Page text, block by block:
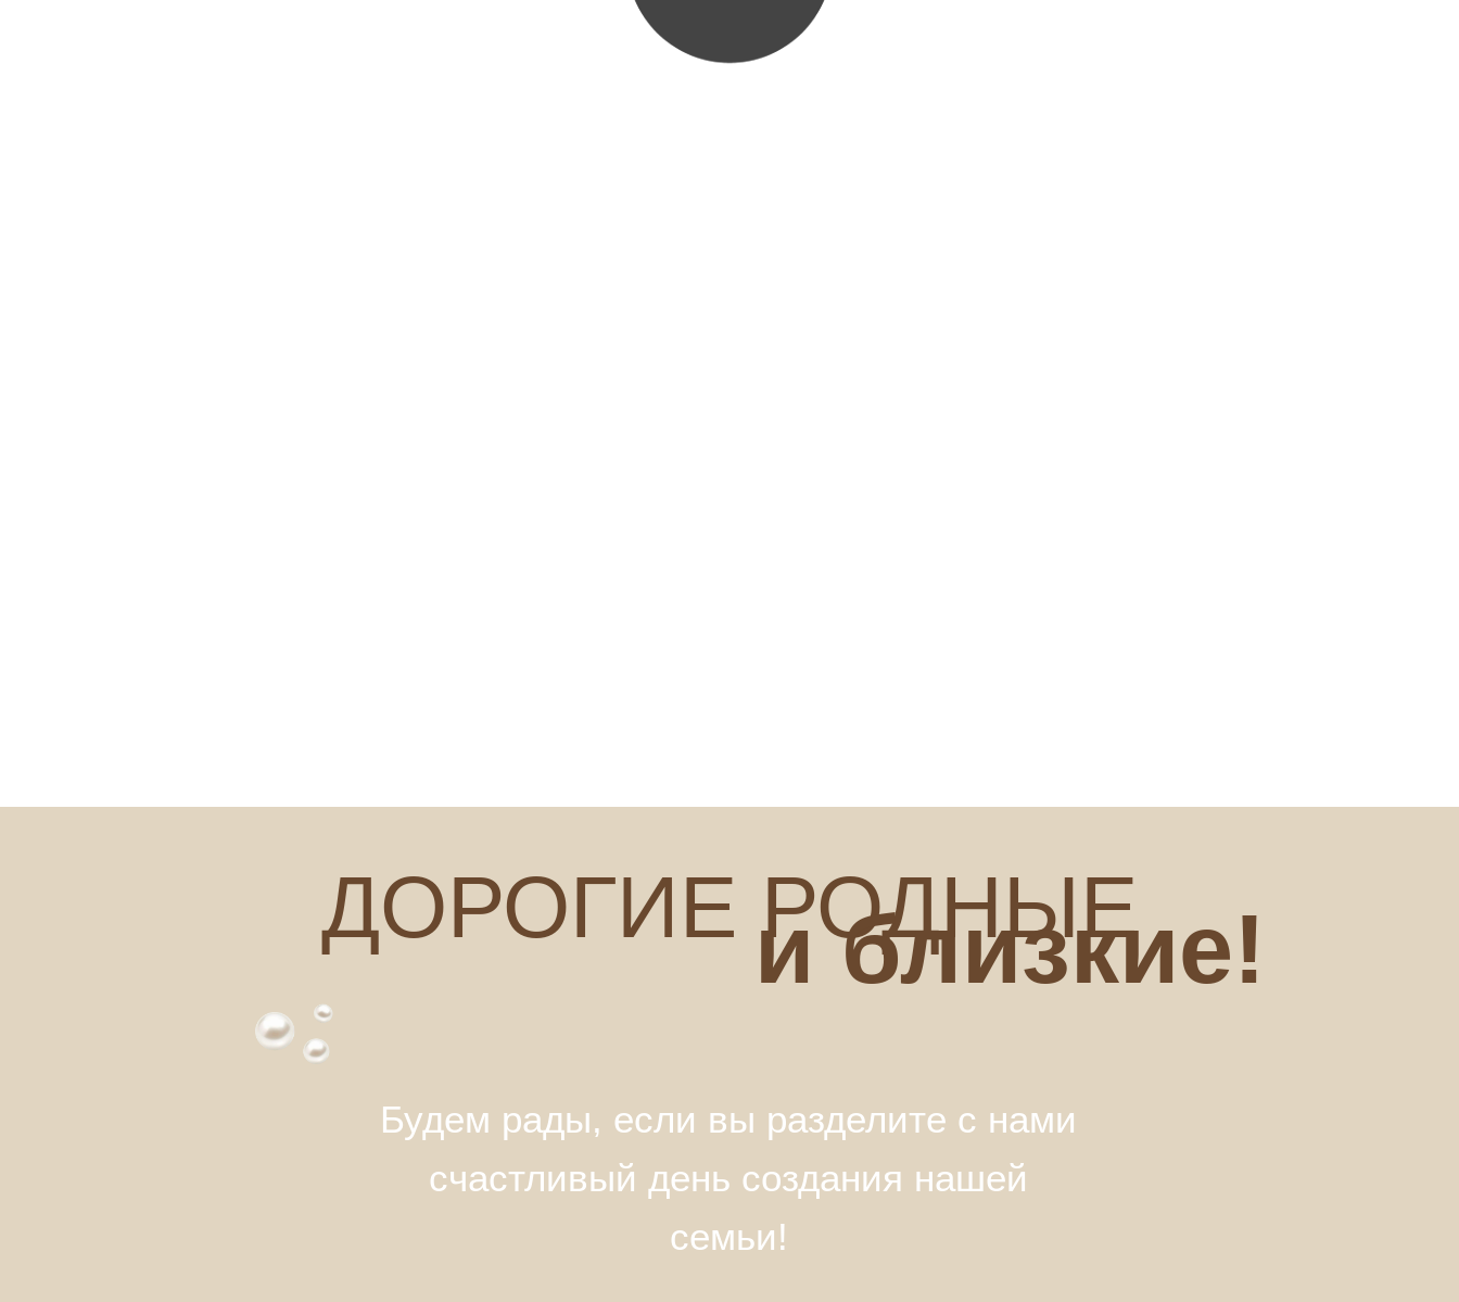
ДОРОГИЕ РОДНЫЕ
Будем рады, если вы разделите с нами
счастливый день создания нашей
семьи!
и близкие!